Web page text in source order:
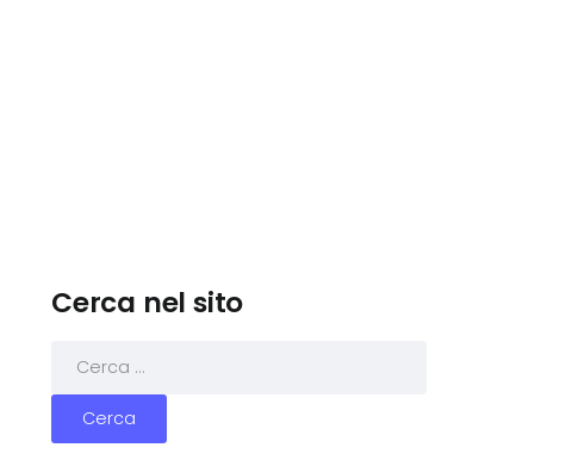
Cerca nel sito